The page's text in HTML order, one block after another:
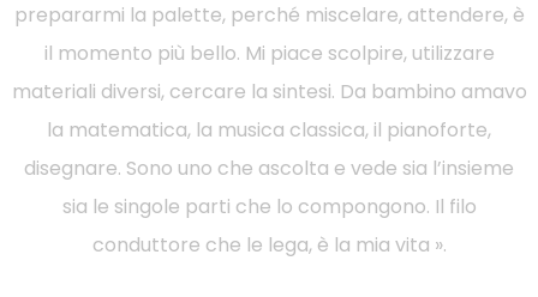
prepararmi la palette, perché miscelare, attendere, è
il momento più bello. Mi piace scolpire, utilizzare
materiali diversi, cercare la sintesi. Da bambino amavo
la matematica, la musica classica, il pianoforte,
disegnare. Sono uno che ascolta e vede sia l’insieme
sia le singole parti che lo compongono. Il filo
conduttore che le lega, è la mia vita ».